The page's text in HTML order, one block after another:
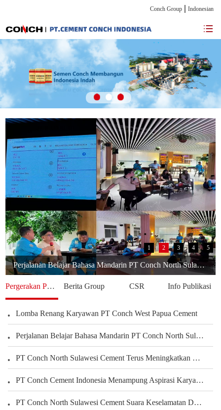
Conch Group Indonesian
Perjalanan Belajar Bahasa Mandarin PT Conch North Sulawesi Cement Berbagi Pengalaman Karyawan Dalam Mengembangkan Kemampuan Bahasa
1 2 3 4 5
Pergerakan Perusahaan Berita Group CSR Info Publikasi
Lomba Renang Karyawan PT Conch West Papua Cement
Perjalanan Belajar Bahasa Mandarin PT Conch North Sulawesi Cement Berbagi Pengalaman Karyawan Dalam Mengembangkan Kemampuan Bahasa
PT Conch North Sulawesi Cement Terus Meningkatkan Kepedulian terhadap Karyawan dan Pengembangan Kegiatan Olahraga serta Seni Untuk Membangun Kekuatan Tim, Menciptakan Perusahaan yang Harmonis
PT Conch Cement Indonesia Menampung Aspirasi Karyawan untuk Meningkatkan Kinerja Perusahaan
PT Conch North Sulawesi Cement Suara Keselamatan Dari Setiap Sudut Tambang Membangun Budaya Keselamatan Melalui Peran Seluruh Karyawan Departemen Tambang